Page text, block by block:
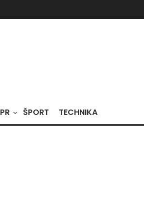
PR ŠPORT TECHNIKA